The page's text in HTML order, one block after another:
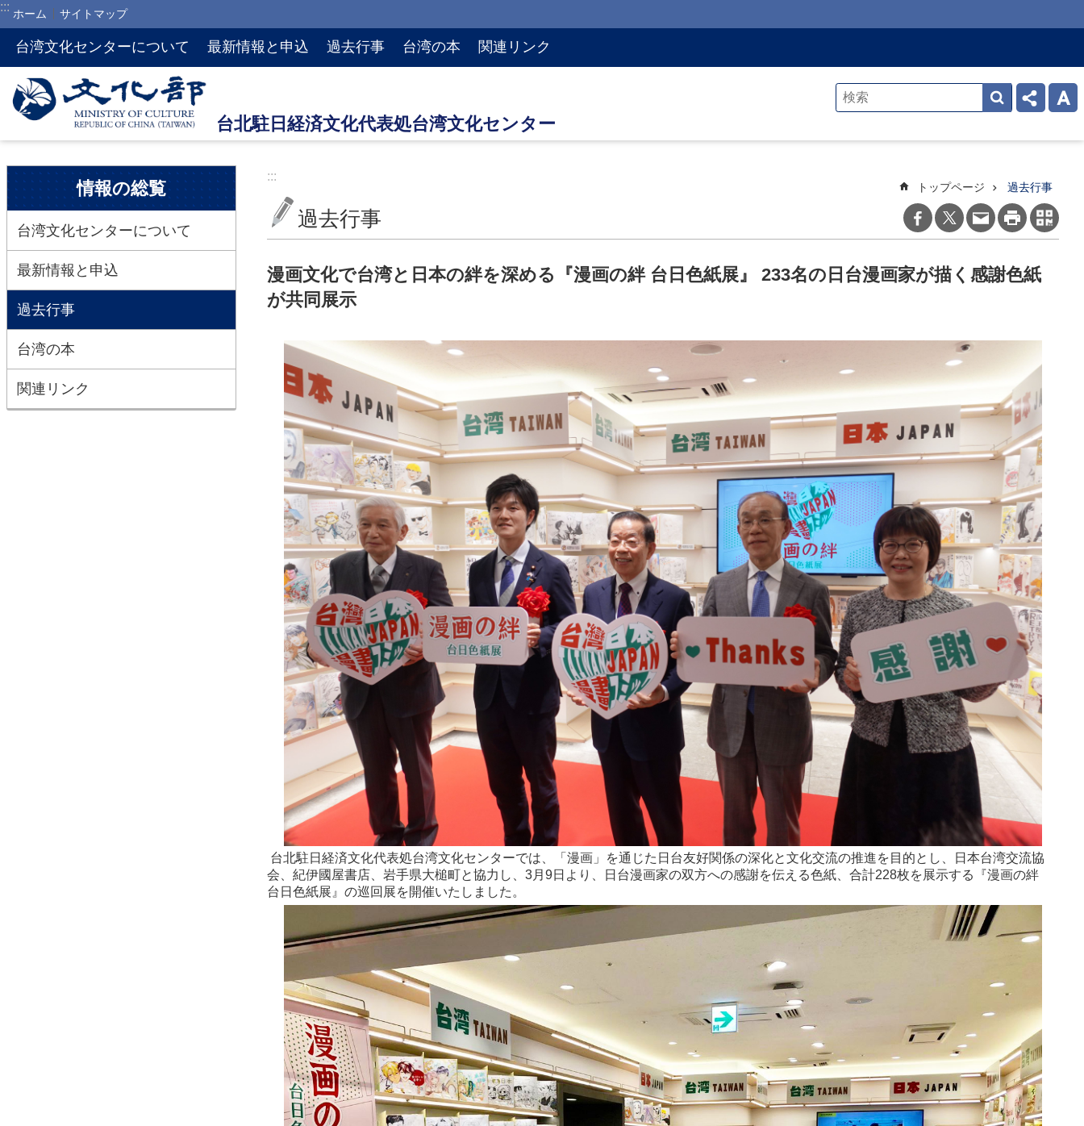
メインのコンテンツブロックにジャンプします
::: ホーム サイトマップ
台湾文化センターについて 最新情報と申込 過去行事 台湾の本 関連リンク
:::
情報の総覧
台湾文化センターについて
最新情報と申込
過去行事
台湾の本
関連リンク
:::
トップページ 過去行事
過去行事
漫画文化で台湾と日本の絆を深める『漫画の絆 台日色紙展』 233名の日台漫画家が描く感謝色紙
が共同展示
台北駐日経済文化代表処台湾文化センターでは、「漫画」を通じた日台友好関係の深化と文化交流の推進を目的とし、日本台湾交流協
会、紀伊國屋書店、岩手県大槌町と協力し、3月9日より、日台漫画家の双方への感謝を伝える色紙、合計228枚を展示する『漫画の絆
台日色紙展』の巡回展を開催いたしました。